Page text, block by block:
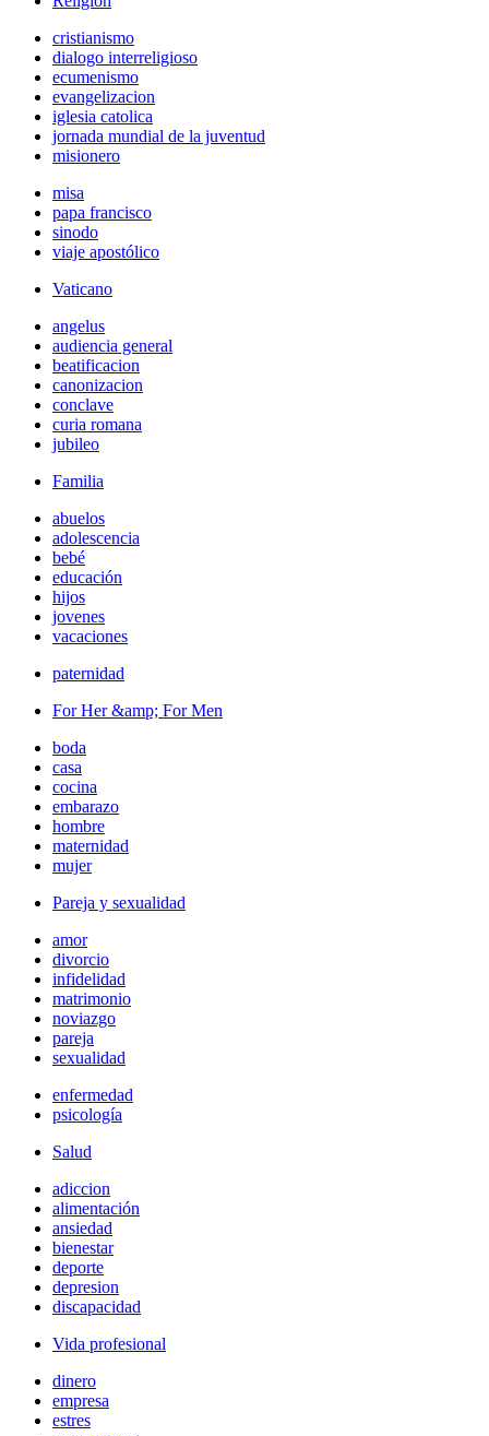
cristianismo
dialogo interreligioso
ecumenismo
evangelizacion
iglesia catolica
jornada mundial de la juventud
misionero
misa
papa francisco
sinodo
viaje apostólico
Vaticano
angelus
audiencia general
beatificacion
canonizacion
conclave
curia romana
jubileo
Familia
abuelos
adolescencia
bebé
educación
hijos
jovenes
vacaciones
paternidad
For Her &amp; For Men
boda
casa
cocina
embarazo
hombre
maternidad
mujer
Pareja y sexualidad
amor
divorcio
infidelidad
matrimonio
noviazgo
pareja
sexualidad
enfermedad
psicología
Salud
adiccion
alimentación
ansiedad
bienestar
deporte
depresion
discapacidad
Vida profesional
dinero
empresa
estres